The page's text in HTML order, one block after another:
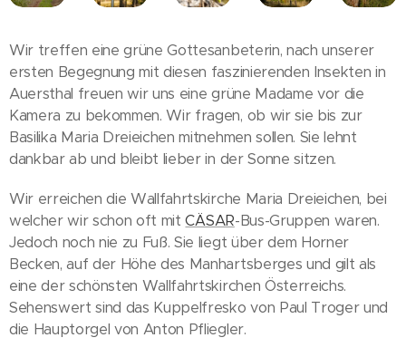
Wir treffen eine grüne Gottesanbeterin, nach unserer
ersten Begegnung mit diesen faszinierenden Insekten in
Auersthal freuen wir uns eine grüne Madame vor die
Kamera zu bekommen. Wir fragen, ob wir sie bis zur
Basilika Maria Dreieichen mitnehmen sollen. Sie lehnt
dankbar ab und bleibt lieber in der Sonne sitzen.
Wir erreichen die Wallfahrtskirche Maria Dreieichen, bei
welcher wir schon oft mitCÄSAR-Bus-Gruppen waren.
Jedoch noch nie zu Fuß. Sie liegt über dem Horner
Becken, auf der Höhe des Manhartsberges und gilt als
eine der schönsten Wallfahrtskirchen Österreichs.
Sehenswert sind das Kuppelfresko von Paul Troger und
die Hauptorgel von Anton Pfliegler.